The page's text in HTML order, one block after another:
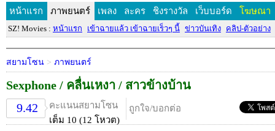
หน้าแรก ภาพยนตร์ เพลง ละคร ชิงรางวัล เว็บบอร์ด โฆษณา
SZ! Movies : หน้าแรก เข้าฉายแล้ว เข้าฉายเร็วๆ นี้ ข่าวบันเทิง คลิป-ตัวอย่าง
สยามโซน > ภาพยนตร์
Sexphone / คลื่นเหงา / สาวข้างบ้าน
9.42
คะแนนสยามโซน
เต็ม 10 (12 โหวต)
ถูกใจ/บอกต่อ